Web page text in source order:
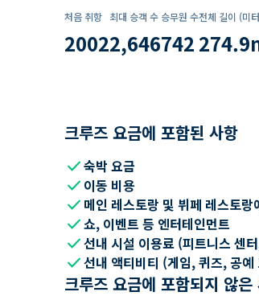
처음 취항
2002
최대 승객 수
2,646
승무원 수
742
전체 길이 (미
274.9
크루즈 요금에 포함된 사항
check숙박 요금
check 이동 비용
check 메인 레스토랑 및 뷔페 레스토
check쇼, 이벤트 등 엔터테인먼트
check선내 시설 이용료 (피트니스 센
check선내 액티비티 (게임, 퀴즈, 공예
크루즈 요금에 포함되지 않은